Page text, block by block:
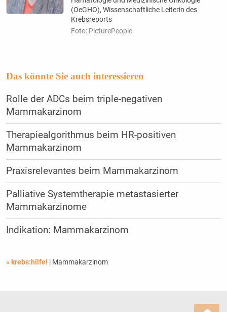
(OeGHO), Wissenschaftliche Leiterin des
Krebsreports
Foto: PicturePeople
Das könnte Sie auch interessieren
Rolle der ADCs beim triple-negativen
Mammakarzinom
Therapiealgorithmus beim HR-positiven
Mammakarzinom
Praxisrelevantes beim Mammakarzinom
Palliative Systemtherapie metastasierter
Mammakarzinome
Indikation: Mammakarzinom
« krebs:hilfe! | Mammakarzinom